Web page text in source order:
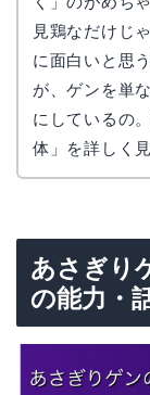
見鶏なだけじ
に面白いと思
が、ゲンを単
にしているの
体」を詳しく
あさぎり
の能力・